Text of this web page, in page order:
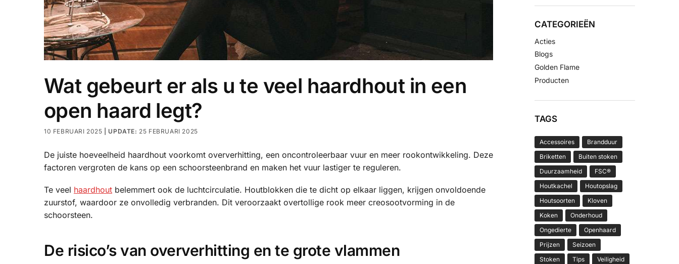
Wat gebeurt er als u te veel haardhout in een
open haard legt?
10 FEBRUARI 2025 25 FEBRUARI 2025
De juiste hoeveelheid haardhout voorkomt oververhitting, een oncontroleerbaar vuur en meer rookontwikkeling. Deze
factoren vergroten de kans op een schoorsteenbrand en maken het vuur lastiger te reguleren.
Te veel haardhout belemmert ook de luchtcirculatie. Houtblokken die te dicht op elkaar liggen, krijgen onvoldoende
zuurstof, waardoor ze onvolledig verbranden. Dit veroorzaakt overtollige rook meer creosootvorming in de
schoorsteen.
De risico’s van oververhitting en te grote vlammen
CATEGORIEËN
Acties
Blogs
Golden Flame
Producten
TAGS
Accessoires
Brandduur
Briketten
Buiten stoken
Duurzaamheid
FSC®
Houtkachel
Houtopslag
Houtsoorten
Kloven
Koken
Onderhoud
Ongedierte
Openhaard
Prijzen
Seizoen
Stoken
Tips
Veiligheid